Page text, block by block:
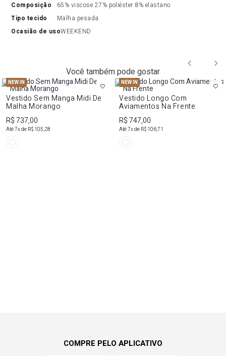
composição
65% viscose 27% poliéster 8% elastano
tipo tecido
Malha pesada
ocasião de usoWEEKEND
Você também pode gostar
NEW IN
Vestido Sem Manga Midi De
Malha Morango
R$ 737,00
Até7x de R$ 105,28
NEW IN
Vestido Longo Com
Aviamentos Na Frente
R$ 747,00
Até7x de R$ 106,71
COMPRE PELO APLICATIVO